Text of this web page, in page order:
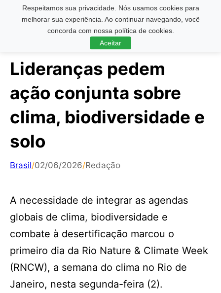
Respeitamos sua privacidade. Nós usamos cookies para
melhorar sua experiência. Ao continuar navegando, você
concorda com nossa política de cookies.
Aceitar
Pesquisar ...
Lideranças pedem
ação conjunta sobre
clima, biodiversidade e
solo
Brasil/02/06/2026/Redação
A necessidade de integrar as agendas
globais de clima, biodiversidade e
combate à desertificação marcou o
primeiro dia da Rio Nature & Climate Week
(RNCW), a semana do clima no Rio de
Janeiro, nesta segunda-feira (2).